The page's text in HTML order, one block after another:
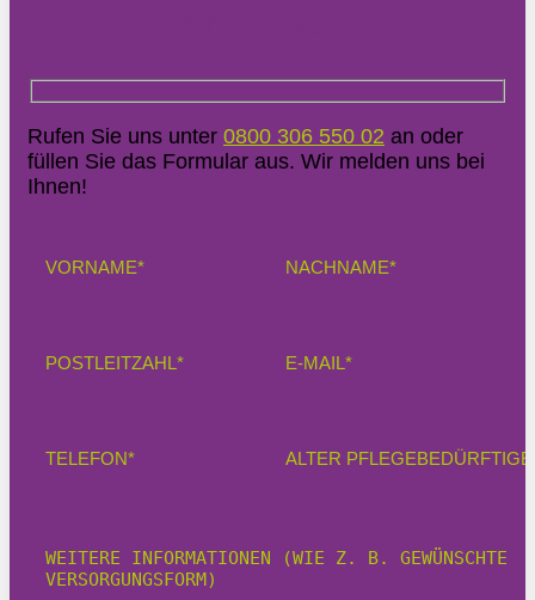
Rufen Sie uns unter 0800 306 550 02 an oder
füllen Sie das Formular aus. Wir melden uns bei
Ihnen!